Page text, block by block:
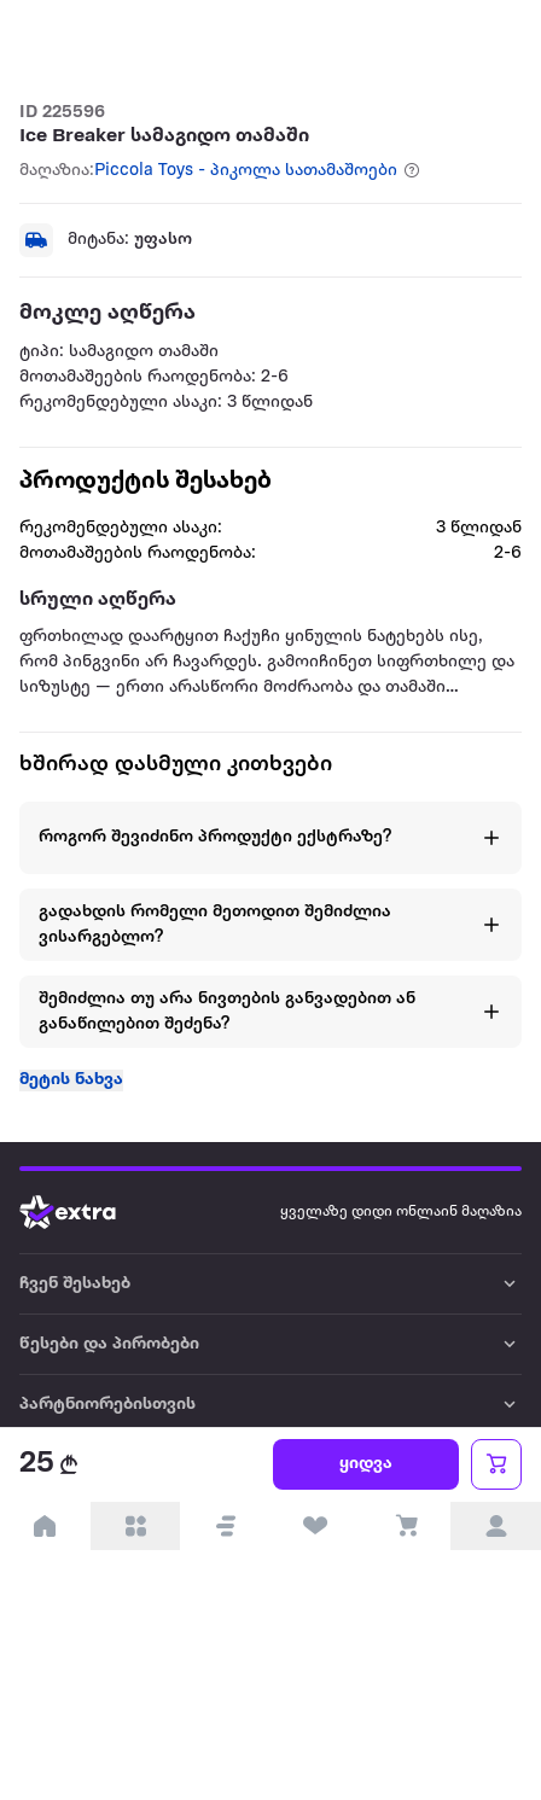
ID 225596
Ice Breaker სამაგიდო თამაში
მაღაზია: Piccola Toys - პიკოლა სათამაშოები
მიტანა: უფასო
მოკლე აღწერა
ტიპი: სამაგიდო თამაში
მოთამაშეების რაოდენობა: 2-6
რეკომენდებული ასაკი: 3 წლიდან
25 ყიდვა
პროდუქტის შესახებ
რეკომენდებული ასაკი:
3 წლიდან
მოთამაშეების რაოდენობა:
2-6
სრული აღწერა
ფრთხილად დაარტყით ჩაქუჩი ყინულის ნატეხებს ისე,
რომ პინგვინი არ ჩავარდეს. გამოიჩინეთ სიფრთხილე და
სიზუსტე — ერთი არასწორი მოძრაობა და თამაში
ხშირად დასმული კითხვები
როგორ შევიძინო პროდუქტი ექსტრაზე?
გადახდის რომელი მეთოდით შემიძლია
ვისარგებლო?
შემიძლია თუ არა ნივთების განვადებით ან
განაწილებით შეძენა?
მეტის ნახვა
ყველაზე დიდი ონლაინ მაღაზია
ჩვენ შესახებ
წესები და პირობები
პარტნიორებისთვის
ტრენდული
პოპულარული